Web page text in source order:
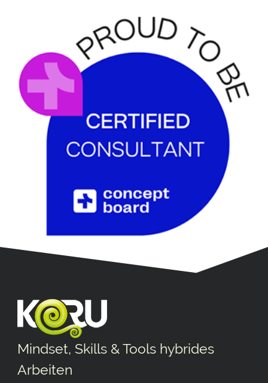
Mindset, Skills & Tools hybrides
Arbeiten